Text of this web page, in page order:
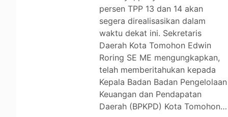
persen TPP 13 dan 14 akan
segera direalisasikan dalam
waktu dekat ini. Sekretaris
Daerah Kota Tomohon Edwin
Roring SE ME mengungkapkan,
telah memberitahukan kepada
Kepala Badan Badan Pengelolaan
Keuangan dan Pendapatan
Daerah (BPKPD) Kota Tomohon…